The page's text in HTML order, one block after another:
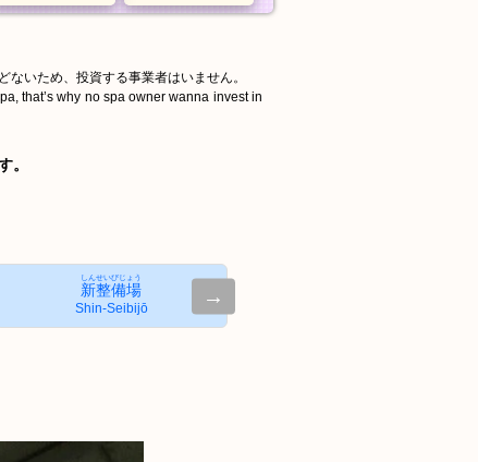
いため、投資する事業者はいません。
that’s why no spa owner wanna invest in
。
新整備場
しんせいびじょう
Shin-Seibijō
→